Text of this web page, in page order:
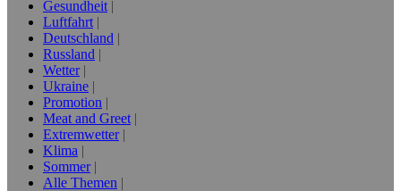
Gesundheit
Luftfahrt
Deutschland
Russland
Wetter
Ukraine
Promotion
Meat and Greet
Extremwetter
Klima
Sommer
Alle Themen